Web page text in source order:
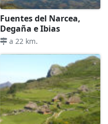
Fuentes del Narcea,
Degaña e Ibias
a 22 km.